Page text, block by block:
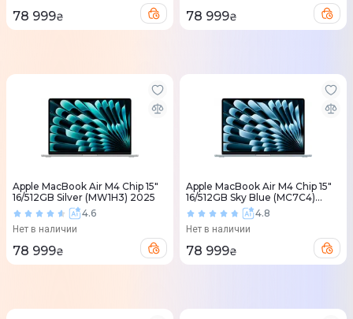
78 999₴ 78 999₴
Apple MacBook Air M4 Chip 15"
16/512GB Silver (MW1H3) 2025
4.6
Нет в наличии
78 999₴
Apple MacBook Air M4 Chip 15"
16/512GB Sky Blue (MC7C4)
2025
4.8
Нет в наличии
78 999₴